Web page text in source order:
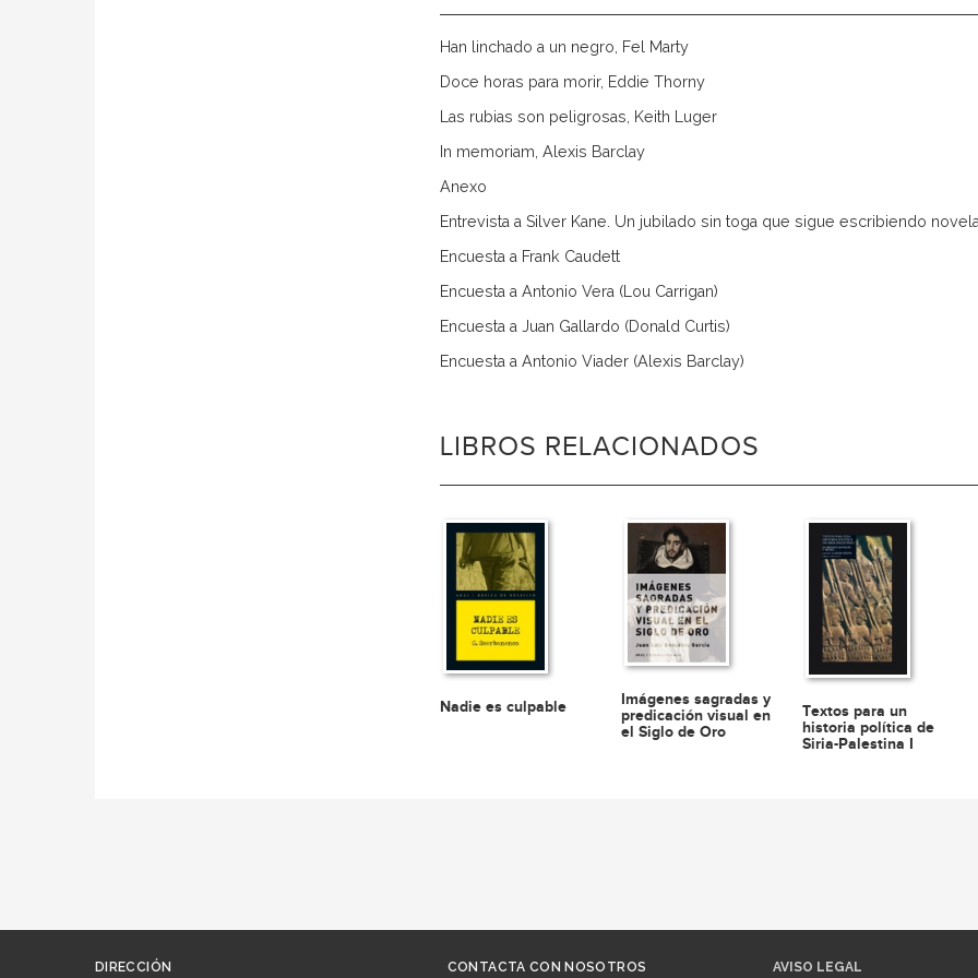
Han linchado a un negro, Fel Marty
Doce horas para morir, Eddie Thorny
Las rubias son peligrosas, Keith Luger
In memoriam, Alexis Barclay
Anexo
Entrevista a Silver Kane. Un jubilado sin toga que sigue escribiendo
Encuesta a Frank Caudett
Encuesta a Antonio Vera (Lou Carrigan)
Encuesta a Juan Gallardo (Donald Curtis)
Encuesta a Antonio Viader (Alexis Barclay)
LIBROS RELACIONADOS
Nadie es culpable
Imágenes sagradas y
predicación visual en
el Siglo de Oro
Textos para un
historia política de
Siria-Palestina I
DIRECCIÓN CONTACTA CON NOSOTROS AVISO LEGAL